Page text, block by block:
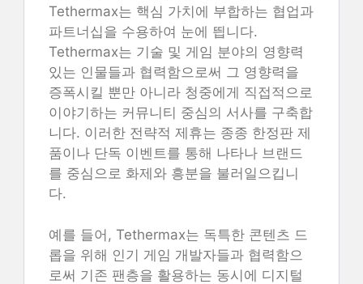
Tethermax는 핵심 가치에 부합하는 협업과
파트너십을 수용하여 눈에 띕니다.
Tethermax는 기술 및 게임 분야의 영향력
있는 인물들과 협력함으로써 그 영향력을
증폭시킬 뿐만 아니라 청중에게 직접적으로
이야기하는 커뮤니티 중심의 서사를 구축합
니다. 이러한 전략적 제휴는 종종 한정판 제
품이나 단독 이벤트를 통해 나타나 브랜드
를 중심으로 화제와 흥분을 불러일으킵니
다.
예를 들어, Tethermax는 독특한 콘텐츠 드
롭을 위해 인기 게임 개발자들과 협력함으
로써 기존 팬층을 활용하는 동시에 디지털